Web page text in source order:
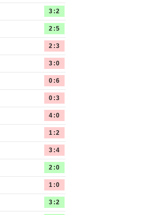
3:2
2:5
2:3
3:0
0:6
0:3
4:0
1:2
3:4
2:0
1:0
3:2